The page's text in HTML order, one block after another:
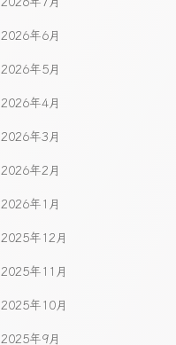
2026年6月
2026年5月
2026年4月
2026年3月
2026年2月
2026年1月
2025年12月
2025年11月
2025年10月
2025年9月